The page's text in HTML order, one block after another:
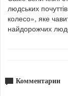
людських
колесо», яке
найдорожчих
Комментарии